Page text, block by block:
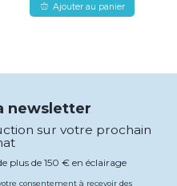
Ajouter au panier
newsletter
sur votre prochain
plus de 150 € en éclairage
consentement à recevoir des